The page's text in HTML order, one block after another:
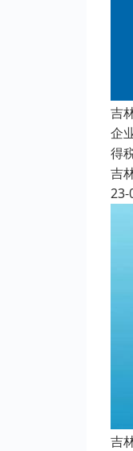
吉
企
得
吉
23-
吉